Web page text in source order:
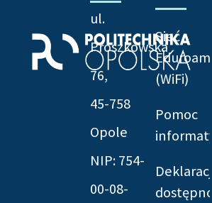
ul.
Prószkowska
76,
45-758
Opole
NIP: 754-
00-08-
Sieć
Eduroam
(WiFi)
Pomoc
Deklaracja